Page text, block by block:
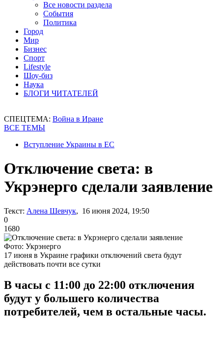
Все новости раздела
События
Политика
Город
Мир
Бизнес
Спорт
Lifestyle
Шоу-биз
Наука
БЛОГИ ЧИТАТЕЛЕЙ
СПЕЦТЕМА: Война в Иране
ВСЕ ТЕМЫ
Вступление Украины в ЕС
Отключение света: в
Укрэнерго сделали заявление
Текст: Алена Шевчук, 16 июня 2024, 19:50
0
1680
Фото: Укрэнерго
17 июня в Украине графики отключений света будут
действовать почти все сутки
В часы с 11:00 до 22:00 отключения
будут у большего количества
потребителей, чем в остальные часы.